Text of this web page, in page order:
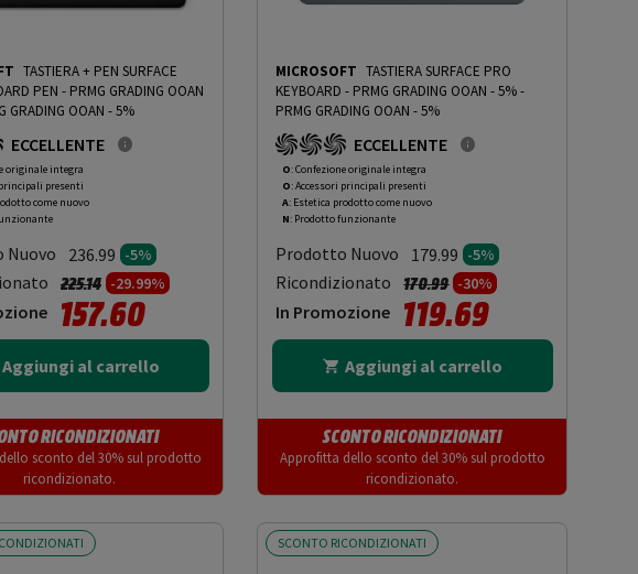
TASTIERA + PEN SURFACE
GRADING OOAN
GRADING OOAN - 5%
ECCELLENTE
originale integra
presenti
come nuovo
Nuovo 236.99 -5%
Prezzo ridotto da
225.14a-29.99%
157.60
Aggiungi al carrello
RICONDIZIONATI
sconto del 30% sul prodotto
ricondizionato.
MICROSOFT TASTIERA SURFACE PRO
KEYBOARD - PRMG GRADING OOAN - 5%-
PRMG GRADING OOAN - 5%
ECCELLENTE
O: Confezione originale integra
O: Accessori principali presenti
A: Estetica prodotto come nuovo
N: Prodotto funzionante
Prodotto Nuovo 179.99 -5%
Ricondizionato Prezzo ridotto da
170.99a-30%
In Promozione 119.69
Aggiungi al carrello
SCONTO RICONDIZIONATI
Approfitta dello sconto del 30% sul prodotto
ricondizionato.
SCONTO RICONDIZIONATI